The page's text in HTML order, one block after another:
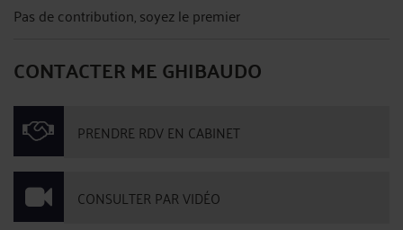
Pas de contribution, soyez le premier
CONTACTER ME GHIBAUDO
PRENDRE RDV EN CABINET
CONSULTER PAR VIDÉO